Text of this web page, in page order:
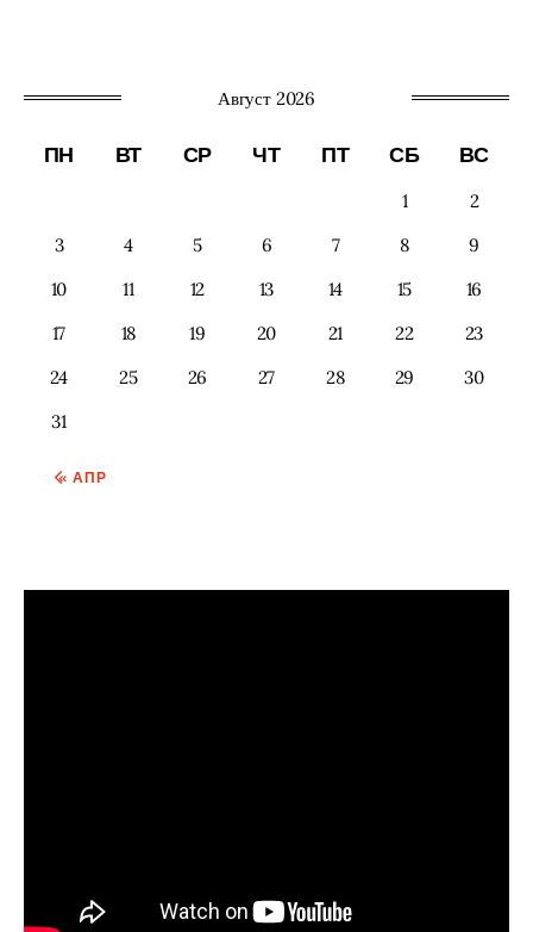
Август 2026
ПН ВТ СР ЧТ ПТ СБ ВС
1
2
3
4 5 6 7 8
9
10
11 12 13 14 15
16
17
18 19 20 21 22
23
24
25 26 27 28 29
30
31
« АПР